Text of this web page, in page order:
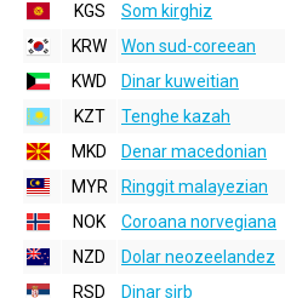
KGS
Som kirghiz
KRW
Won sud-coreean
KWD
Dinar kuweitian
KZT
Tenghe kazah
MKD
Denar macedonian
MYR
Ringgit malayezian
NOK
Coroana norvegiana
NZD
Dolar neozeelandez
RSD
Dinar sirb